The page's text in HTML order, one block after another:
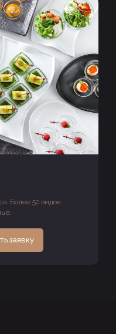
Более 50 видов:
заявку